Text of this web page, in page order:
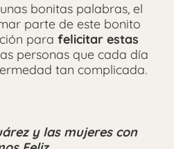
bonitas palabras, el
parte de este bonito
para felicitar estas
personas que cada día
tan complicada.
y las mujeres con